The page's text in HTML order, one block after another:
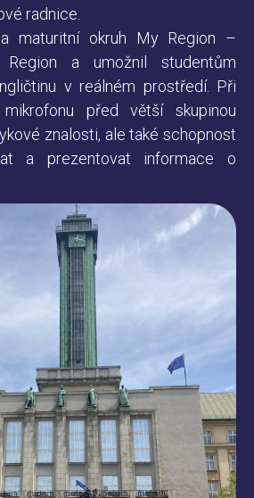
radnice.
maturitní okruh My Region –
Region a umožnil studentům
v reálném prostředí. Při
před větší skupinou
znalosti, ale také schopnost
a prezentovat informace o